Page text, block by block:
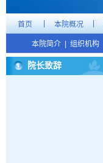
首页 本院概况
本院简介 组织机构
院长致辞